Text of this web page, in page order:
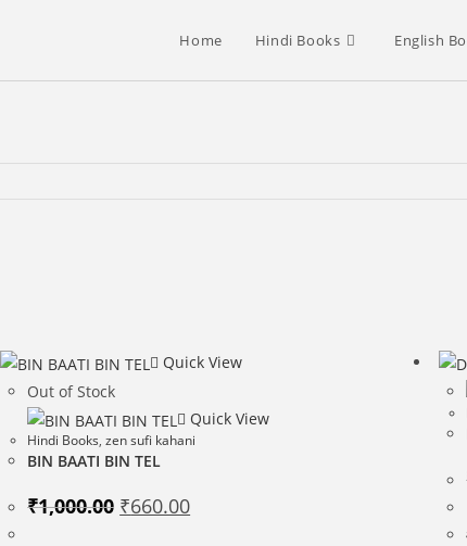
Home Hindi Books English
Quick View
Out of Stock
Quick View
Hindi Books,zen sufi kahani
BIN BAATI BIN TEL
₹1,000.00 Original
price
₹660.00Current
price